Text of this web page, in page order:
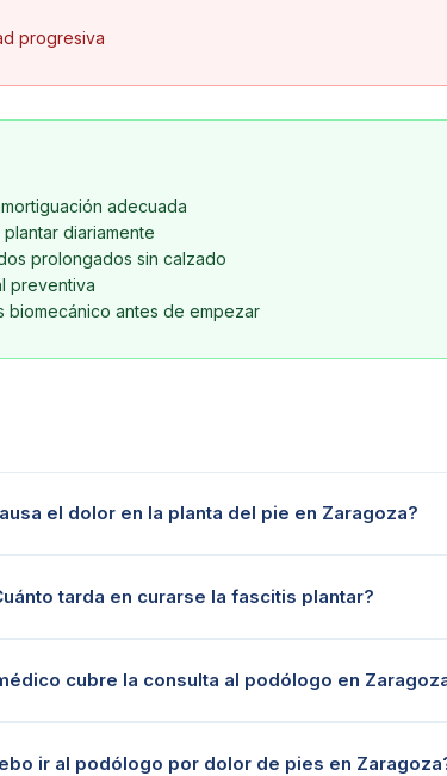
progresiva
adecuada
diariamente
prolongados sin calzado
preventiva
biomecánico antes de empezar
el dolor en la planta del pie en Zaragoza?
tarda en curarse la fascitis plantar?
cubre la consulta al podólogo en
ir al podólogo por dolor de pies en